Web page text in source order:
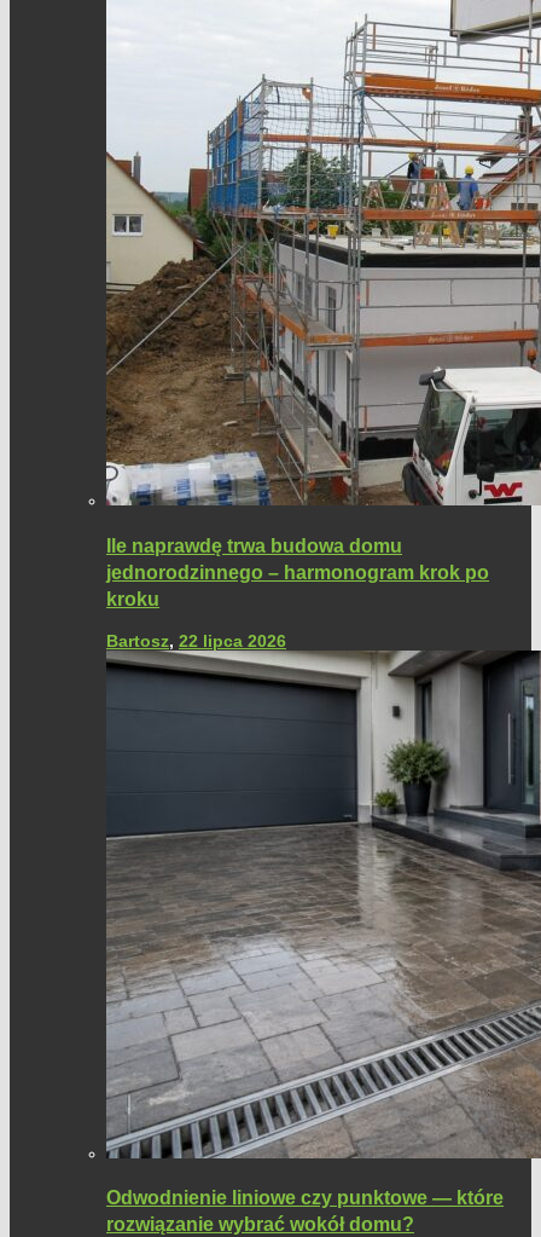
Ile naprawdę trwa budowa domu
jednorodzinnego – harmonogram krok po
kroku
Bartosz, 22 lipca 2026
Odwodnienie liniowe czy punktowe — które
rozwiązanie wybrać wokół domu?